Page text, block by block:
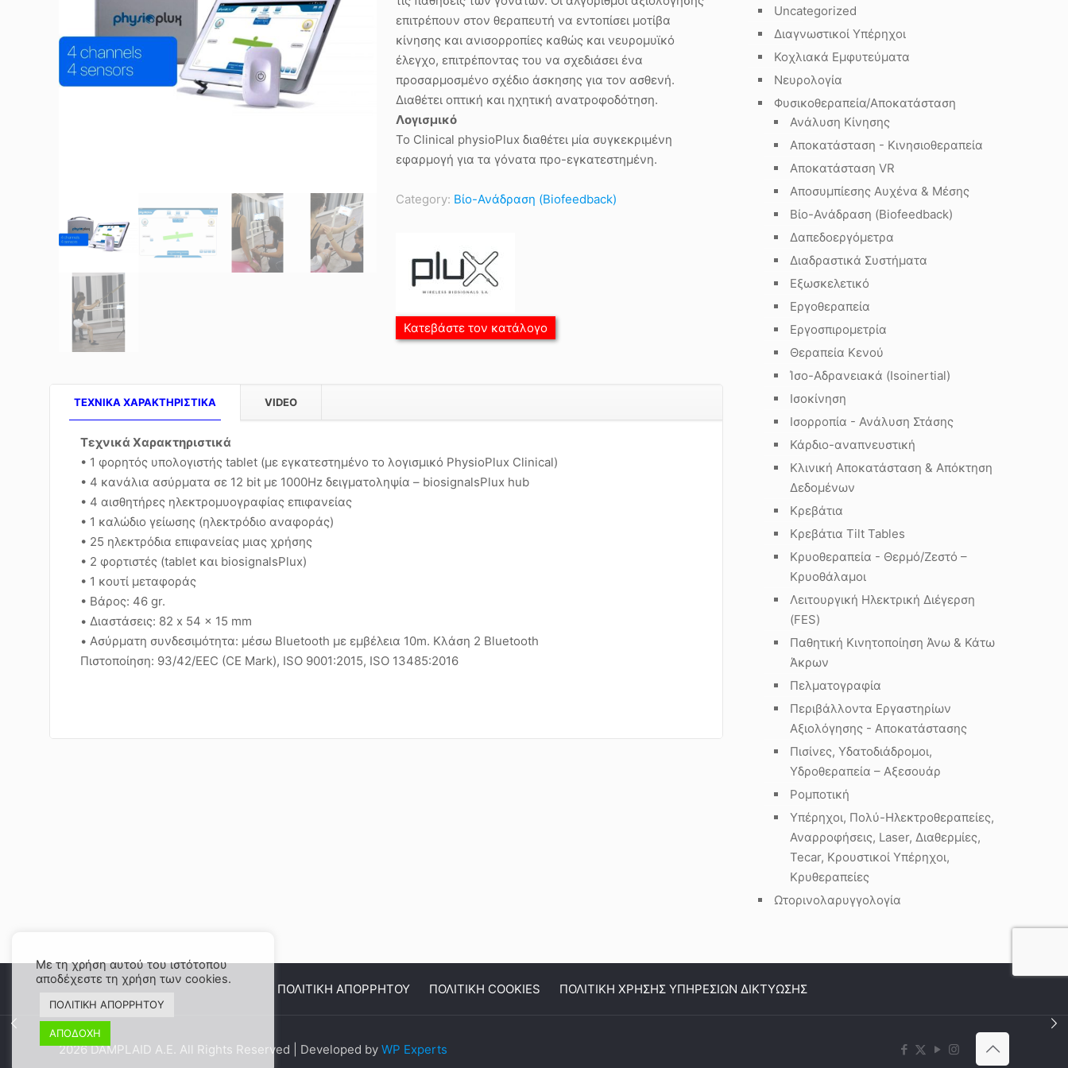
επιτρέπουν στον θεραπευτή να εντοπίσει μοτίβα
κίνησης και ανισορροπίες καθώς και νευρομυϊκό
έλεγχο, επιτρέποντας του να σχεδιάσει ένα
προσαρμοσμένο σχέδιο άσκησης για τον ασθενή.
Διαθέτει οπτική και ηχητική ανατροφοδότηση.
Λογισμικό
Το Clinical physioPlux διαθέτει μία συγκεκριμένη
εφαρμογή για τα γόνατα προ-εγκατεστημένη.
Category: Βίο-Ανάδραση (Biofeedback)
Κατεβάστε τον κατάλογο
TEXNIKA ΧΑΡΑΚΤΗΡΙΣΤΙΚΑ VIDEO
Τεχνικά Χαρακτηριστικά
• 1 φορητός υπολογιστής tablet (με εγκατεστημένο το λογισμικό PhysioPlux Clinical)
• 4 κανάλια ασύρματα σε 12 bit με 1000Hz δειγματοληψία – biosignalsPlux hub
• 4 αισθητήρες ηλεκτρομυογραφίας επιφανείας
• 1 καλώδιο γείωσης (ηλεκτρόδιο αναφοράς)
• 25 ηλεκτρόδια επιφανείας μιας χρήσης
• 2 φορτιστές (tablet και biosignalsPlux)
• 1 κουτί μεταφοράς
• Βάρος: 46 gr.
• Διαστάσεις: 82 x 54 x 15 mm
• Ασύρματη συνδεσιμότητα: μέσω Bluetooth με εμβέλεια 10m. Κλάση 2 Bluetooth
Πιστοποίηση: 93/42/EEC (CE Mark), ISO 9001:2015, ISO 13485:2016
Uncategorized
Διαγνωστικοί Υπέρηχοι
Κοχλιακά Εμφυτεύματα
Νευρολογία
Φυσικοθεραπεία/Αποκατάσταση
Ανάλυση Κίνησης
Αποκατάσταση - Κινησιοθεραπεία
Αποκατάσταση VR
Αποσυμπίεσης Αυχένα & Μέσης
Βίο-Ανάδραση (Biofeedback)
Δαπεδοεργόμετρα
Διαδραστικά Συστήματα
Εξωσκελετικό
Εργοθεραπεία
Εργοσπιρομετρία
Θεραπεία Κενού
Ίσο-Αδρανειακά (Isoinertial)
Ισοκίνηση
Ισορροπία - Ανάλυση Στάσης
Κάρδιο-αναπνευστική
Κλινική Αποκατάσταση & Απόκτηση
Δεδομένων
Κρεβάτια
Κρεβάτια Tilt Tables
Κρυοθεραπεία - Θερμό/Ζεστό –
Κρυοθάλαμοι
Λειτουργική Ηλεκτρική Διέγερση
(FES)
Παθητική Κινητοποίηση Άνω & Κάτω
Άκρων
Πελματογραφία
Περιβάλλοντα Εργαστηρίων
Αξιολόγησης - Αποκατάστασης
Πισίνες, Υδατοδιάδρομοι,
Υδροθεραπεία – Αξεσουάρ
Ρομποτική
Υπέρηχοι, Πολύ-Ηλεκτροθεραπείες,
Αναρροφήσεις, Laser, Διαθερμίες,
Tecar, Κρουστικοί Υπέρηχοι,
Κρυθεραπείες
Ωτορινολαρυγγολογία
ΠΟΛΙΤΙΚΗ ΑΠΟΡΡΗΤΟΥ ΠΟΛΙΤΙΚΗ COOKIES ΠΟΛΙΤΙΚΗ ΧΡΗΣΗΣ ΥΠΗΡΕΣΙΩΝ ΔΙΚΤΥΩΣΗΣ
2026 DAMPLAID Α.Ε. All Rights Reserved | Developed by WP Experts
Με τη χρήση αυτού του ιστότοπου
αποδέχεστε τη χρήση των cookies.
ΠΟΛΙΤΙΚΗ ΑΠΟΡΡΗΤΟΥ
ΑΠΟΔΟΧΗ